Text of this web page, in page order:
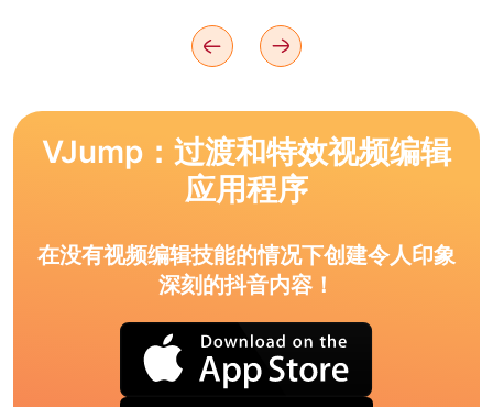
VJump：过渡和特效视频编辑
应用程序
在没有视频编辑技能的情况下创建令人印象
深刻的抖音内容！